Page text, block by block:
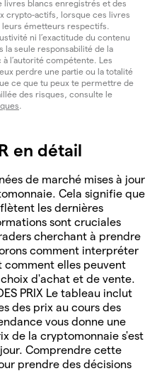
livres blancs enregistrés et des
crypto-actifs, lorsque ces livres
leurs émetteurs respectifs.
ni l’exactitude du contenu
la seule responsabilité de la
l’autorité compétente. Les
perdre une partie ou la totalité
ce que tu peux te permettre de
des risques, consulte le
.
en détail
de marché mises à jour
Cela signifie que
les dernières
sont cruciales
cherchant à prendre
comment interpréter
comment elles peuvent
d'achat et de vente.
PRIX Le tableau inclut
des prix au cours des
vous donne une
de la cryptomonnaie s'est
Comprendre cette
prendre des décisions